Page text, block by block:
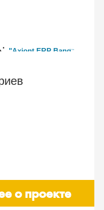
УХ" для
"Axiont ERP Band"
о проекте